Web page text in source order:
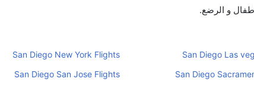
و الرضع.
San Diego Las
San Diego New York Flights
San Diego
San Diego San Jose Flights